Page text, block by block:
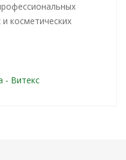
и косметических
- Витекс